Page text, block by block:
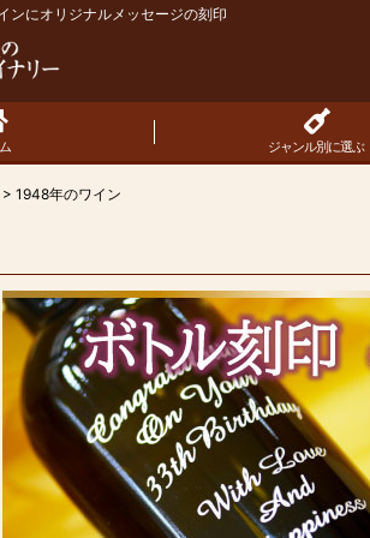
ンにオリジナルメッセージの刻印
ジャンル別に選ぶ
> 1948年のワイン